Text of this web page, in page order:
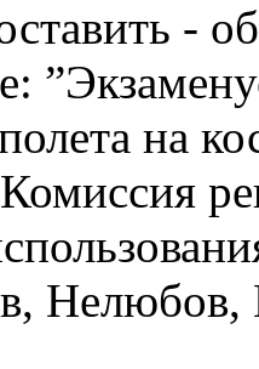
-
на
Нелюбов,